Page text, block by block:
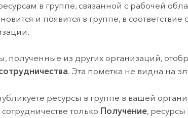
в группе, связанной с рабочей
и появится в группе, в
полученные из других организаций,
. Эта пометка не видна на
ресурсы в группе в вашей
сотрудничестве только Получение, ресурсы